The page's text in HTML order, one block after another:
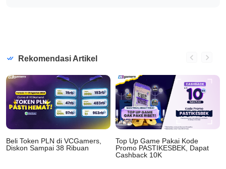
Rekomendasi Artikel
Beli Token PLN di VCGamers,
Diskon Sampai 38 Ribuan
Top Up Game Pakai Kode
Promo PASTIKESBEK, Dapat
Cashback 10K